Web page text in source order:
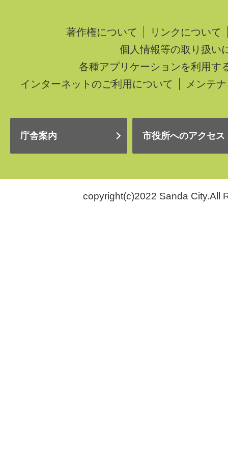
著作権について
リンクについて
個人情報等の取り扱い
各種アプリケーションを利用す
インターネットのご利用について
メンテ
庁舎案内 市役所へのアクセス
copyright(c)2022 Sanda City.All